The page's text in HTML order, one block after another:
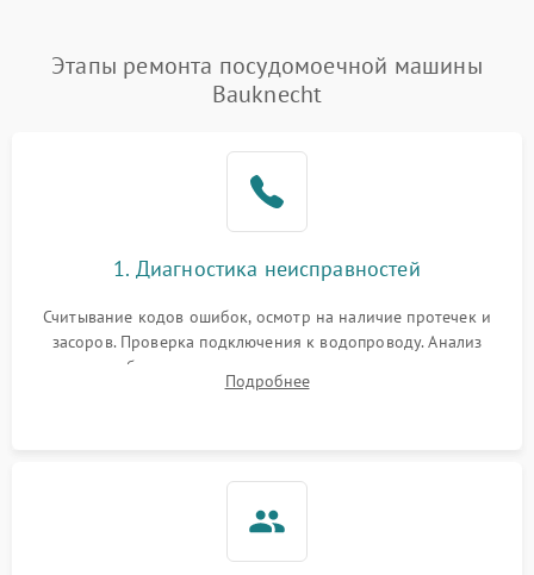
Этапы ремонта посудомоечной машины
Bauknecht
1. Диагностика неисправностей
Считывание кодов ошибок, осмотр на наличие протечек и
засоров. Проверка подключения к водопроводу. Анализ
жалоб на отсутствие слива, нагрева, вращения
разбрызгивателей или срабатывание системы защиты
Подробнее